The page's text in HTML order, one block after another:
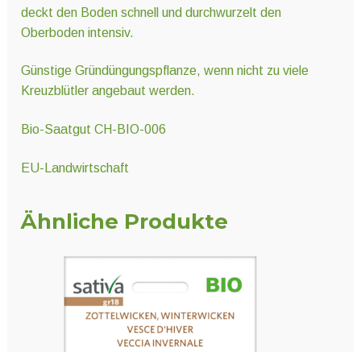
deckt den Boden schnell und durchwurzelt den
Oberboden intensiv.
Günstige Gründüngungspflanze, wenn nicht zu viele
Kreuzblütler angebaut werden.
Bio-Saatgut CH-BIO-006
EU-Landwirtschaft
Ähnliche Produkte